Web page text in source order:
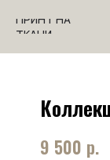
ПРИНТ НА
ТКАНИ
9 500 р.